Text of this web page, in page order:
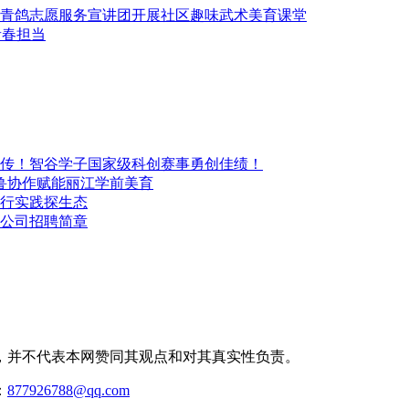
志愿服务宣讲团开展社区趣味武术美育课堂
担当
！智谷学子国家级科创赛事勇创佳绩！
协作赋能丽江学前美育
实践探生态
司招聘简章
不代表本网赞同其观点和对其真实性负责。
877926788@qq.com